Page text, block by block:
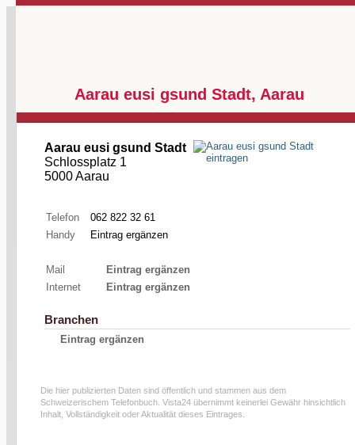
Aarau eusi gsund Stadt, Aarau
Aarau eusi gsund Stadt
Schlossplatz 1
5000 Aarau
Telefon
062 822 32 61
Handy
Eintrag ergänzen
Mail
Eintrag ergänzen
Internet
Eintrag ergänzen
Branchen
Eintrag ergänzen
Die hier publizierten Daten sind öffentlich und stammen aus dem
Schweizerischem Telefonbuch. Vista24 übernimmt keinerlei Gewähr hinsichtlich
Inhalt, Vollständigkeit oder Aktualität dieses Eintrages.